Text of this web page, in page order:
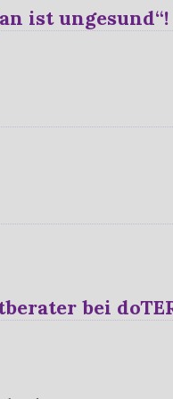
ist ungesund“!
bei